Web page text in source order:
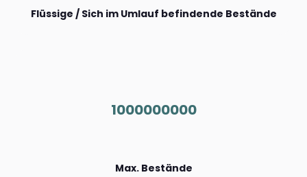
Flüssige / Sich im Umlauf befindende Bestände
1000000000
Max. Bestände